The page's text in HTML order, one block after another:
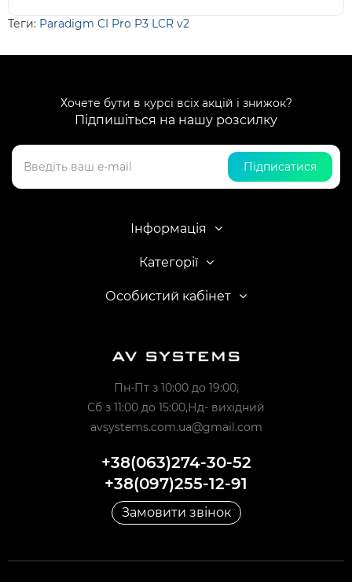
Теги: Paradigm CI Pro P3 LCR v2
Хочете бути в курсі всіх акцій і знижок?
Підпишіться на нашу розсилку
Підписатися
Інформація
Категорії
Особистий кабінет
Пн-Пт з 10:00 до 19:00,
Сб з 11:00 до 15:00,Нд- вихідний
avsystems.com.ua@gmail.com
+38(063)274-30-52
+38(097)255-12-91
Замовити звінок